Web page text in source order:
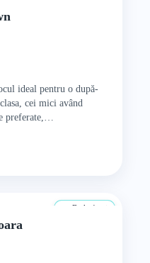
ideal pentru o după-
cei mici având
preferate,…
De la 4 ani